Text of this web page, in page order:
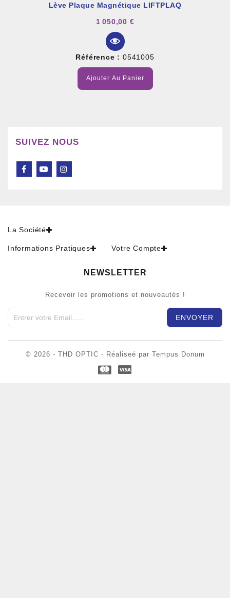
Lève Plaque Magnétique LIFTPLAQ
1 050,00 €
Référence : 0541005
Ajouter Au Panier
SUIVEZ NOUS
La Société
Informations Pratiques Votre Compte
NEWSLETTER
Recevoir les promotions et nouveautés !
© 2026 - THD OPTIC - Réaliseé par Tempus Donum